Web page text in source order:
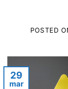
POSTED
29
mar